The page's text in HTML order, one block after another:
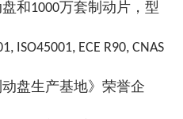
和1000万套制动片，型
ISO45001, ECE R90, CNAS
盘生产基地》荣誉企